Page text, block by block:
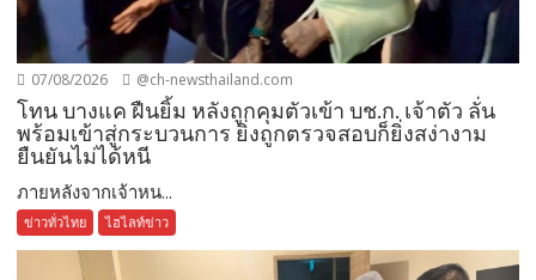
07/08/2026 @ch-newsthailand.com
โทน บางแค ฝืนยิ้ม หลังถูกคุมตัวเข้า บช.ก. เจ้าตัว ลั่น
พร้อมเข้าสู่กระบวนการ ยิ่งถูกตรวจสอบก็ยิ่งสง่างาม
ยืนยันไม่ได้หนี
ภายหลังจากเจ้าหน...
ข่าวทั่วไทย ไฮไลท์ข่าว